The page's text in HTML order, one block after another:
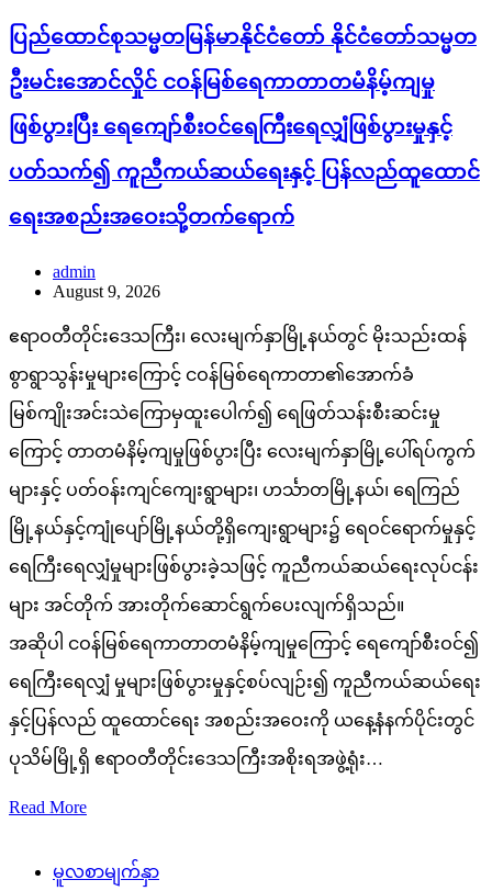
ပြည်ထောင်စုသမ္မတမြန်မာနိုင်ငံတော် နိုင်ငံတော်သမ္မတ
ဦးမင်းအောင်လှိုင် ငဝန်မြစ်ရေကာတာတမံနိမ့်ကျမှု
ဖြစ်ပွားပြီး ရေကျော်စီးဝင်ရေကြီးရေလျှံဖြစ်ပွားမှုနှင့်
ပတ်သက်၍ ကူညီကယ်ဆယ်ရေးနှင့် ပြန်လည်ထူထောင်
ရေးအစည်းအဝေးသို့တက်ရောက်
admin
August 9, 2026
ဧရာဝတီတိုင်းဒေသကြီး၊ လေးမျက်နှာမြို့နယ်တွင် မိုးသည်းထန်
စွာရွာသွန်းမှုများကြောင့် ငဝန်မြစ်ရေကာတာ၏အောက်ခံ
မြစ်ကျိုးအင်းသဲကြောမှထူးပေါက်၍ ရေဖြတ်သန်းစီးဆင်းမှု
ကြောင့် တာတမံနိမ့်ကျမှုဖြစ်ပွားပြီး လေးမျက်နှာမြို့ပေါ်ရပ်ကွက်
များနှင့် ပတ်ဝန်းကျင်ကျေးရွာများ၊ ဟင်္သာတမြို့နယ်၊ ရေကြည်
မြို့နယ်နှင့်ကျုံပျော်မြို့နယ်တို့ရှိကျေးရွာများ၌ ရေဝင်ရောက်မှုနှင့်
ရေကြီးရေလျှံမှုများဖြစ်ပွားခဲ့သဖြင့် ကူညီကယ်ဆယ်ရေးလုပ်ငန်း
များ အင်တိုက် အားတိုက်ဆောင်ရွက်ပေးလျက်ရှိသည်။
အဆိုပါ ငဝန်မြစ်ရေကာတာတမံနိမ့်ကျမှုကြောင့် ရေကျော်စီးဝင်၍
ရေကြီးရေလျှံ မှုများဖြစ်ပွားမှုနှင့်စပ်လျဉ်း၍ ကူညီကယ်ဆယ်ရေး
နှင့်ပြန်လည် ထူထောင်ရေး အစည်းအဝေးကို ယနေ့နံနက်ပိုင်းတွင်
ပုသိမ်မြို့ရှိ ဧရာဝတီတိုင်းဒေသကြီးအစိုးရအဖွဲ့ရုံး…
Read More
မူလစာမျက်နှာ